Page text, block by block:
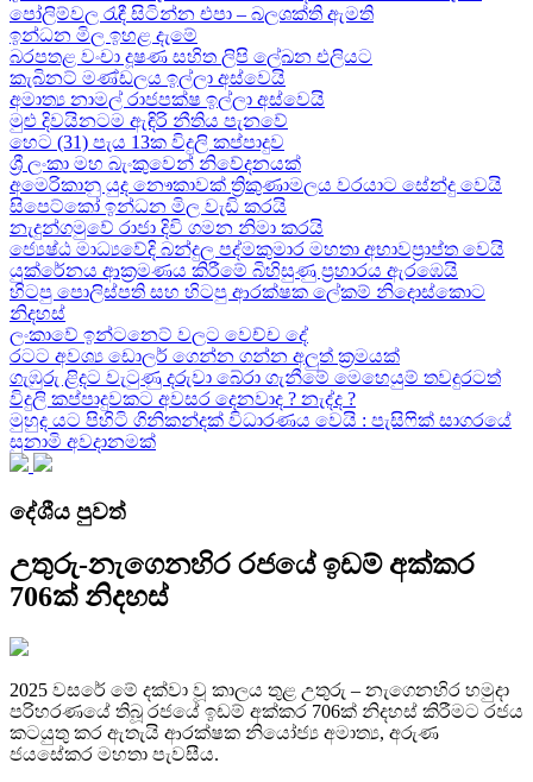
පෝලිම්වල රැඳී සිටින්න එපා – බලශක්ති ඇමති
ඉන්ධන මිල ඉහළ දැමේ
බරපතළ වංචා දූෂණ සහිත ලිපි ලේඛන එලියට
කැබිනට් මණ්ඩලය ඉල්ලා අස්වෙයි
අමාත්‍ය නාමල් රාජපක්ෂ ඉල්ලා අස්වෙයි
මුළු දිවයිනටම ඇඳිරි නීතිය පැනවේ
හෙට (31) පැය 13ක විදුලි කප්පාදුව
ශ්‍රී ලංකා මහ බැංකුවෙන් නිවේදනයක්
අමෙරිකානු යුද නෞකාවක් ත්‍රිකුණාමලය වරයාට සේන්දු වෙයි
සිපෙට්කෝ ඉන්ධන මිල වැඩි කරයි
නැදුන්ගමුවේ රාජා දිවි ගමන නිමා කරයි
ජ්‍යෙෂ්ඨ මාධ්‍යවේදි බන්දුල පද්මකුමාර මහතා අභාවප්‍රාප්ත වෙයි
යුක්රේනය ආක්‍රමණය කිරීමේ බිහිසුණු ප්‍රහාරය ඇරඹෙයි
හිටපු පොලිස්පති සහ හිටපු ආරක්ෂක ලේකම් නිදොස්කොට
නිදහස්
ලංකාවේ ඉන්ටනෙට් වලට වෙච්ච දේ
රටට අවශ්‍ය ඩොලර් ගෙන්න ගන්න අලුත් ක්‍රමයක්
ගැඹුරු ළිදට වැටුණු දරුවා බේරා ගැනීමේ මෙහෙයුම් තවදුරටත්
විදුලි කප්පාදුවකට අවසර දෙනවාද ? නැද්ද ?
මුහුද යට පිහිටි ගිනිකන්දක් විධාරණය වෙයි : පැසිෆික් සාගරයේ
සුනාමි අවදානමක්
දේශීය පුවත්
උතුරු-නැගෙනහිර රජයේ ඉඩම් අක්කර
706ක් නිදහස්
2025 වසරේ මේ දක්වා වූ කාලය තුළ උතුරු – නැගෙනහිර හමුදා
පරිහරණයේ තිබූ රජයේ ඉඩම් අක්කර 706ක් නිදහස් කිරීමට රජය
කටයුතු කර ඇතැයි ආරක්ෂක නියෝජ්‍ය අමාත්‍ය, අරුණ
ජයසේකර මහතා පැවසීය.